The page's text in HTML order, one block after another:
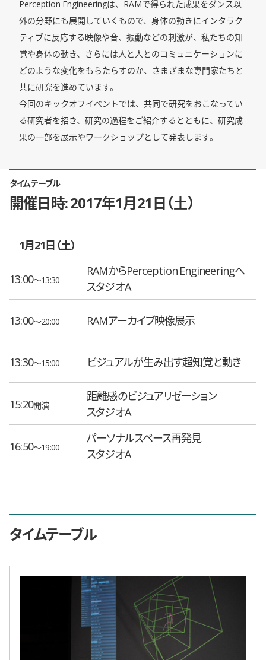
Perception Engineeringは、RAMで得られた成果をダンス以
外の分野にも展開していくもので、身体の動きにインタラク
ティブに反応する映像や音、振動などの刺激が、私たちの知
覚や身体の動き、さらには人と人とのコミュニケーションに
どのような変化をもらたらすのか、さまざまな専門家たちと
共に研究を進めています。
今回のキックオフイベントでは、共同で研究をおこなってい
る研究者を招き、研究の過程をご紹介するとともに、研究成
果の一部を展示やワークショップとして発表します。
タイムテーブル
開催日時: 2017年1月21日（土）
1月21日（土）
13:00〜13:30
RAMからPerception Engineeringへ
スタジオA
13:00〜20:00 RAMアーカイブ映像展示
13:30〜15:00 ビジュアルが生み出す超知覚と動き
15:20開演
距離感のビジュアリゼーション
スタジオA
16:50〜19:00
パーソナルスペース再発見
スタジオA
タイムテーブル